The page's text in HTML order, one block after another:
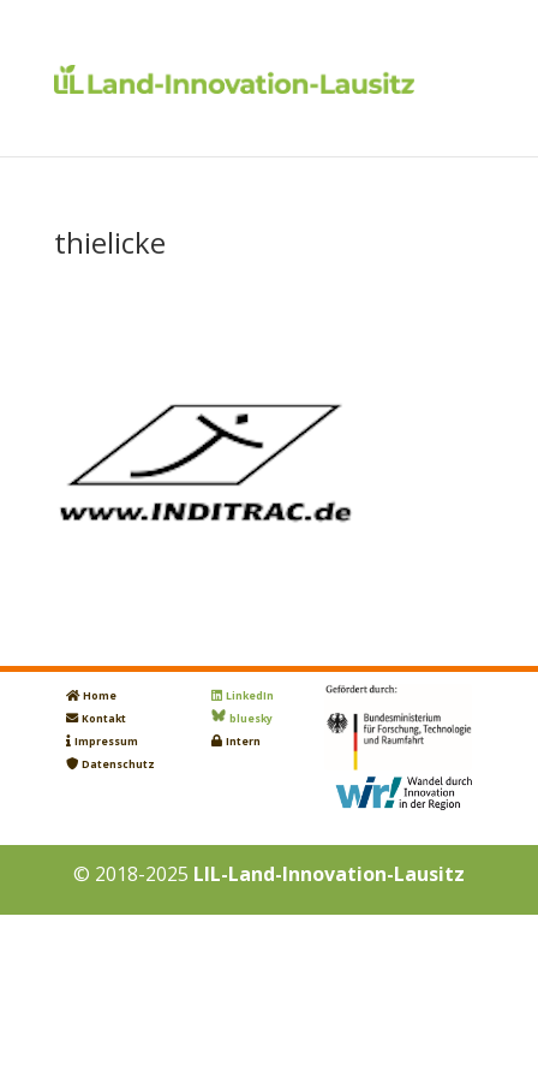
thielicke
Home
Kontakt
Impressum
Datenschutz
LinkedIn
bluesky
Intern
© 2018-2025 LIL-Land-Innovation-Lausitz